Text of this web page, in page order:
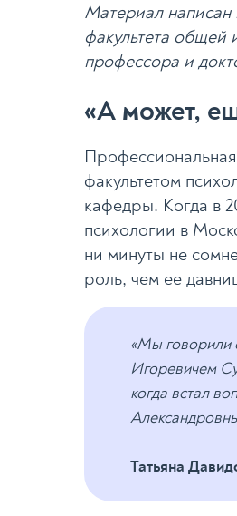
Материал
факультета общей
профессора и
«А может,
факультетом
кафедры. Когда в
психологии в
ни минуты не
роль, чем ее
«Мы говорили
Игоревичем
когда встал
Татьяна